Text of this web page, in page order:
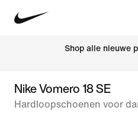
Shop alle nieuwe
Nike Vomero 18 SE
Hardloopschoenen voor